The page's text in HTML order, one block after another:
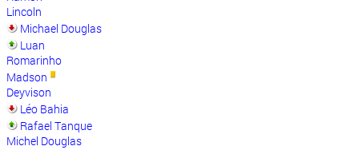
Lincoln
Michael Douglas
Luan
Romarinho
Madson
Deyvison
Léo Bahia
Rafael Tanque
Michel Douglas